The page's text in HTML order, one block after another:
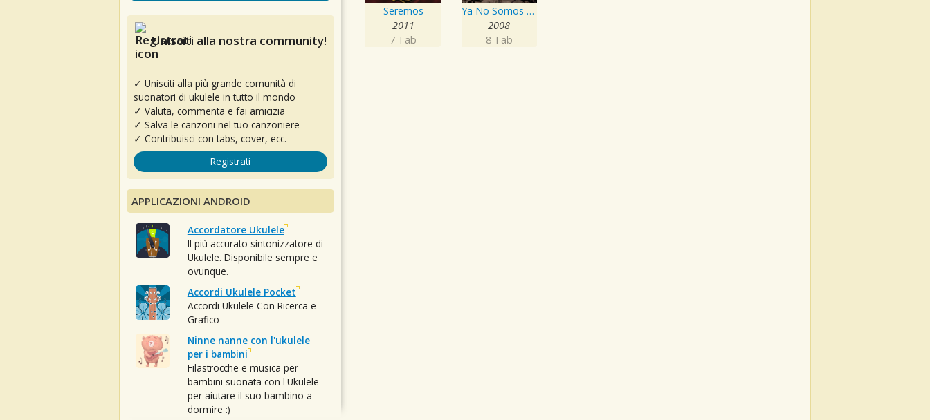
Seremos
2011
7 Tab
Ya No Somos Dos Ahora
2008
8 Tab
Unisciti alla nostra community!
✓ Unisciti alla più grande comunità di
suonatori di ukulele in tutto il mondo
✓ Valuta, commenta e fai amicizia
✓ Salva le canzoni nel tuo canzoniere
✓ Contribuisci con tabs, cover, ecc.
Registrati
APPLICAZIONI ANDROID
Accordatore Ukulele
Il più accurato sintonizzatore di
Ukulele. Disponibile sempre e
ovunque.
Accordi Ukulele Pocket
Accordi Ukulele Con Ricerca e
Grafico
Ninne nanne con l'ukulele
per i bambini
Filastrocche e musica per
bambini suonata con l'Ukulele
per aiutare il suo bambino a
dormire :)